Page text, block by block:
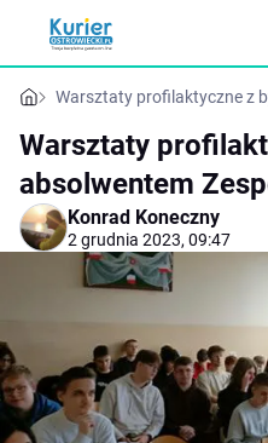
Warsztaty profilaktyczne z
Warsztaty
absolwentem
Konrad Koneczny
2 grudnia 2023, 09:47